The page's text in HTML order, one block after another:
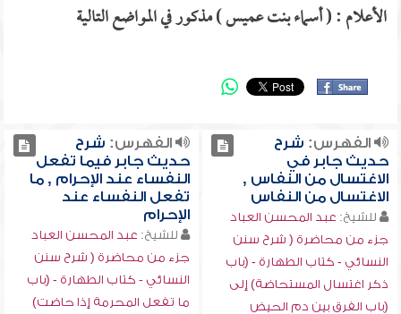
الأعلام : ( أسماء بنت عميس ) مذكور في المواضع التالية
الفهرس: شرح
حديث جابر في
الاغتسال من النفاس ,
الاغتسال من النفاس
للشيخ: عبد المحسن العباد
جزء من محاضرة ( شرح سنن
النسائي - كتاب الطهارة - (باب
ذكر اغتسال المستحاضة) إلى
(باب الفرق بين دم الحيض
الفهرس: شرح
حديث جابر فيما تفعل
النفساء عند الإحرام , ما
تفعل النفساء عند
الإحرام
للشيخ: عبد المحسن العباد
جزء من محاضرة ( شرح سنن
النسائي - كتاب الطهارة - (باب
ما تفعل المحرمة إذا حاضت)